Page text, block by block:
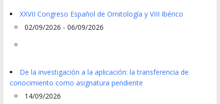
XXVII Congreso Español de Ornitología y VIII Ibérico
02/09/2026 - 06/09/2026
De la investigación a la aplicación: la transferencia de
conocimiento como asignatura pendiente
14/09/2026